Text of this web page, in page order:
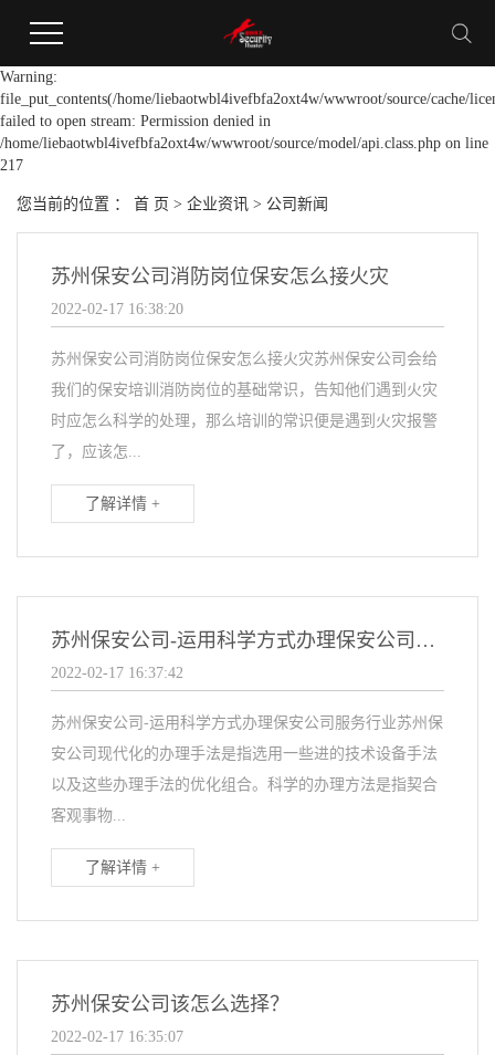
Warning:
file_put_contents(/home/liebaotwbl4ivefbfa2oxt4w/wwwroot/source/cache/
failed to open stream: Permission denied in
/home/liebaotwbl4ivefbfa2oxt4w/wwwroot/source/model/api.class.php on line
217
您当前的位置 ： 首 页 > 企业资讯 > 公司新闻
苏州保安公司消防岗位保安怎么接火灾
2022-02-17 16:38:20
苏州保安公司消防岗位保安怎么接火灾苏州保安公司会给
我们的保安培训消防岗位的基础常识，告知他们遇到火灾
时应怎么科学的处理，那么培训的常识便是遇到火灾报警
了，应该怎...
了解详情 +
苏州保安公司-运用科学方式办理保安公司服务行业
2022-02-17 16:37:42
苏州保安公司-运用科学方式办理保安公司服务行业苏州保
安公司现代化的办理手法是指选用一些进的技术设备手法
以及这些办理手法的优化组合。科学的办理方法是指契合
客观事物...
了解详情 +
苏州保安公司该怎么选择？
2022-02-17 16:35:07